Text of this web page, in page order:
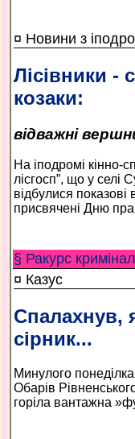
¤ Новини з
Лісівники -
козаки:
відважні
На іподромі кінно-
лісгосп”, що у селі
відбулися показові
присвячені Дню
§ Ракурс
¤ Казус
Спалахнув,
сірник...
Минулого
Обарів
горіла вантажна